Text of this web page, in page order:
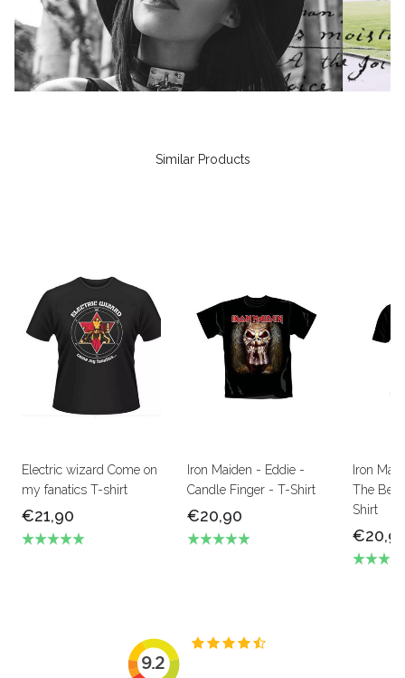
Similar Products
Electric wizard Come on
my fanatics T-shirt
€21,90
Iron Maiden - Eddie -
Candle Finger - T-Shirt
€20,90
Iron
The
Shirt